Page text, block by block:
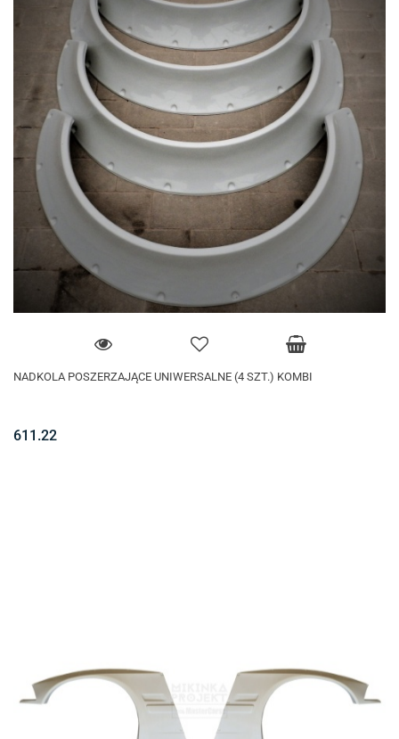
NADKOLA POSZERZAJĄCE UNIWERSALNE (4 SZT.) KOMBI
611.22